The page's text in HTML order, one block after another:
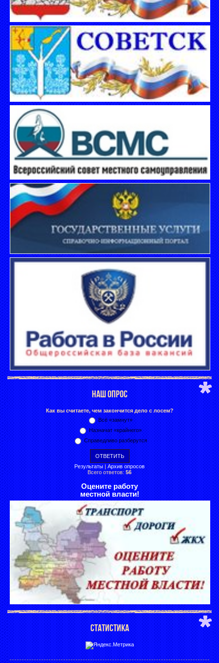
НАШ ОПРОС
Как вы считаете, чем закончится дело с лосем?
Всё «замнут»
Назначат «крайнего»
Справедливо разберутся
Результаты | Архив опросов
Всего ответов: 56
Оцените работу
местной власти!
СТАТИСТИКА